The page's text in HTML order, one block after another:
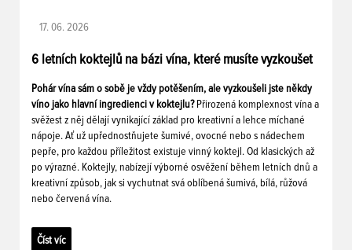
17. 06. 2026
6 letních koktejlů na bázi vína, které musíte vyzkoušet
Pohár vína sám o sobě je vždy potěšením, ale vyzkoušeli jste někdy
víno jako hlavní ingredienci v koktejlu? Přirozená komplexnost vína a
svěžest z něj dělají vynikající základ pro kreativní a lehce míchané
nápoje. Ať už upřednostňujete šumivé, ovocné nebo s nádechem
pepře, pro každou příležitost existuje vinný koktejl. Od klasických až
po výrazné. Koktejly, nabízejí výborné osvěžení během letních dnů a
kreativní způsob, jak si vychutnat svá oblíbená šumivá, bílá, růžová
nebo červená vína.
Číst víc